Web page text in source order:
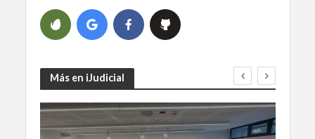
Más en iJudicial